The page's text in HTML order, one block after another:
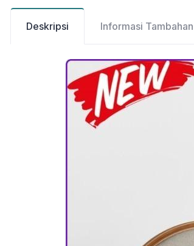
Deskripsi Informasi Tambahan